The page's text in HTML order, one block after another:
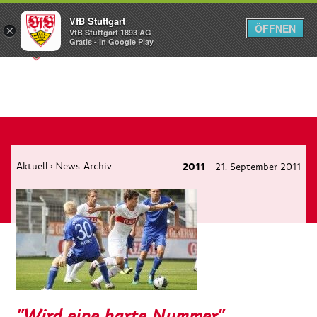
Menü
Aktuell › News-Archiv 2011 21. September 2011
×
VfB Stuttgart
VfB Stuttgart 1893 AG
Gratis - In Google Play
ÖFFNEN